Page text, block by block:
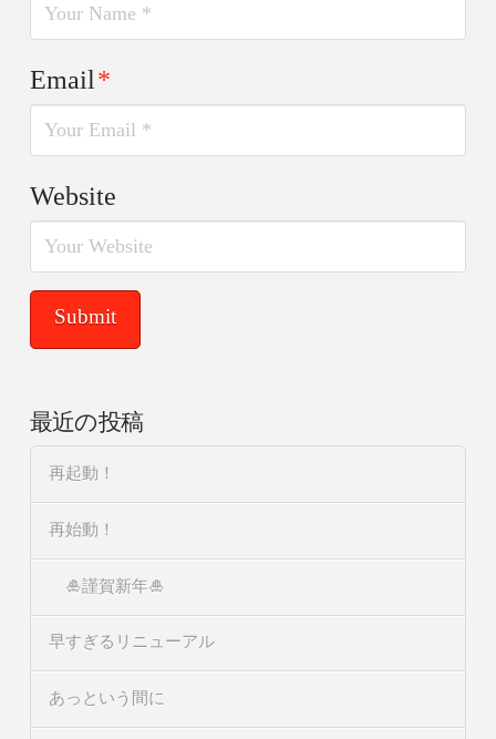
Email*
Website
最近の投稿
再起動！
再始動！
🎍謹賀新年🎍
早すぎるリニューアル
あっという間に